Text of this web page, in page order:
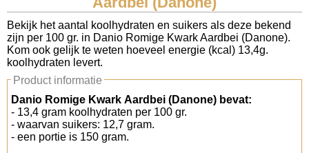
Koolhydraten tellen
Links
Bekijk het aantal koolhydraten en suikers als deze bekend
zijn per 100 gr. in Danio Romige Kwark Aardbei (Danone).
Kom ook gelijk te weten hoeveel energie (kcal) 13,4g.
koolhydraten levert.
Product informatie
Danio Romige Kwark Aardbei (Danone) bevat:
- 13,4 gram koolhydraten per 100 gr.
- waarvan suikers: 12,7 gram.
- een portie is 150 gram.